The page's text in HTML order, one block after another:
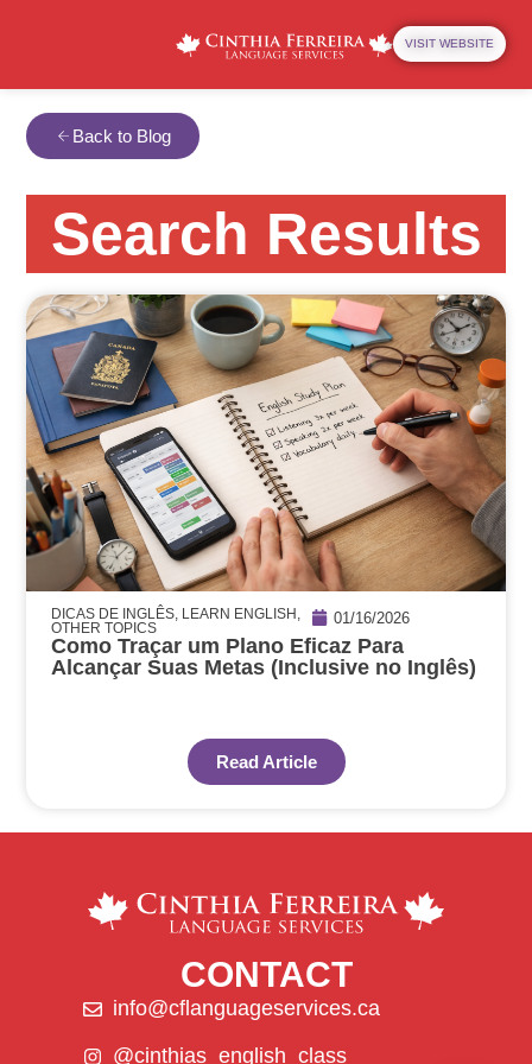
VISIT WEBSITE
Back to Blog
Search Results
DICAS DE INGLÊS, LEARN ENGLISH
OTHER TOPICS
01/16/2026
Como Traçar um Plano Eficaz Para
Alcançar Suas Metas (Inclusive no Inglês)
Read Article
CONTACT
info@cflanguageservices.ca
@cinthias_english_class